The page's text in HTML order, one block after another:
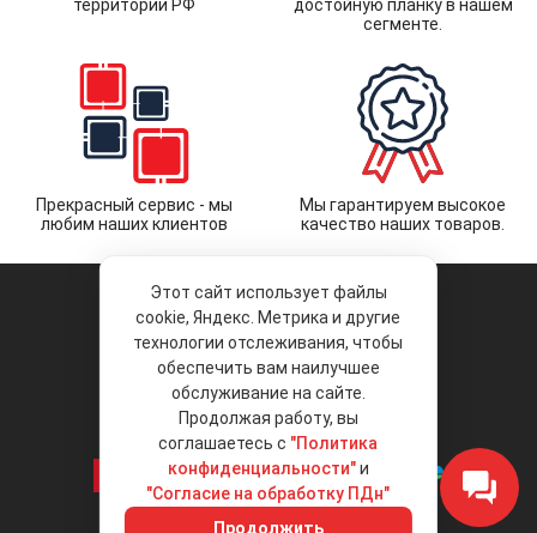
территории РФ
достойную планку в нашем
сегменте.
Прекрасный сервис - мы
любим наших клиентов
Мы гарантируем высокое
качество наших товаров.
© 2026 «Liberty Project».
Аксессуары и запчасти оптом.
Положение об обработке и защите
персональных данных
Интернет-магазин
Этот сайт использует файлы
cookie, Яндекс. Метрика и другие
технологии отслеживания, чтобы
обеспечить вам наилучшее
обслуживание на сайте.
Продолжая работу, вы
соглашаетесь с "Политика
конфиденциальности"и
"Согласие на обработку ПДн"